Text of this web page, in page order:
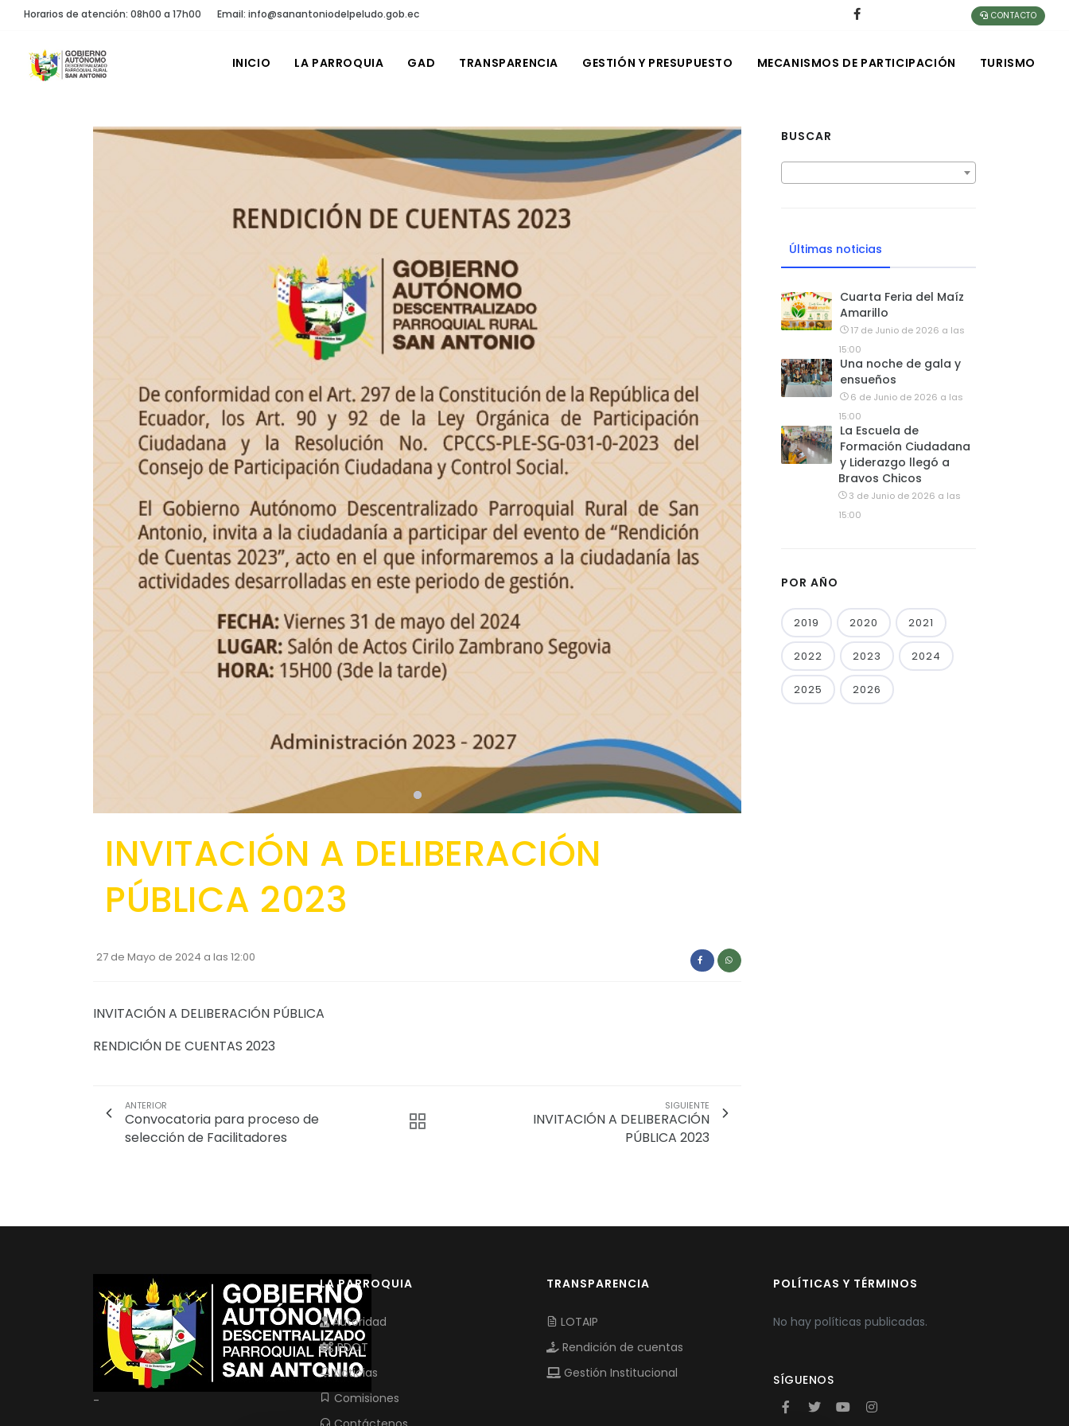
Horarios de atención: 08h00 a 17h00 Email: info@sanantoniodelpeludo.gob.ec CONTACTO
INICIO LA PARROQUIA GAD TRANSPARENCIA GESTIÓN Y PRESUPUESTO MECANISMOS DE PARTICIPACIÓN TURISMO
INVITACIÓN A DELIBERACIÓN
PÚBLICA 2023
27 de Mayo de 2024 a las 12:00
INVITACIÓN A DELIBERACIÓN PÚBLICA
RENDICIÓN DE CUENTAS 2023
ANTERIOR
Convocatoria para proceso de
selección de Facilitadores
SIGUIENTE
INVITACIÓN A DELIBERACIÓN
PÚBLICA 2023
BUSCAR
Últimas noticias
Cuarta Feria del Maíz
Amarillo
17 de Junio de 2026 a las
15:00
Una noche de gala y
ensueños
6 de Junio de 2026 a las
15:00
La Escuela de
Formación Ciudadana
y Liderazgo llegó a
Bravos Chicos
3 de Junio de 2026 a las
15:00
POR AÑO
2019 2020 2021
2022 2023 2024
2025 2026
-
LA PARROQUIA
Autoridad
PDOT
Noticias
Comisiones
TRANSPARENCIA
LOTAIP
Rendición de cuentas
Gestión Institucional
POLÍTICAS Y TÉRMINOS
No hay políticas publicadas.
SÍGUENOS